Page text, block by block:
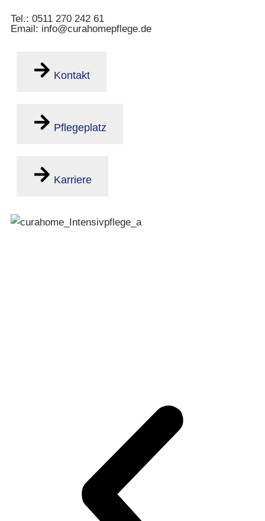
Tel.: 0511 270 242 61
Email: info@curahomepflege.de
Kontakt
Pflegeplatz
Karriere